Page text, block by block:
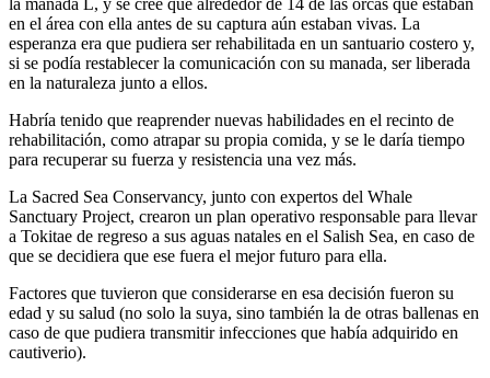
en el área con ella antes de su captura aún estaban vivas. La
esperanza era que pudiera ser rehabilitada en un santuario costero y,
si se podía restablecer la comunicación con su manada, ser liberada
en la naturaleza junto a ellos.
Habría tenido que reaprender nuevas habilidades en el recinto de
rehabilitación, como atrapar su propia comida, y se le daría tiempo
para recuperar su fuerza y resistencia una vez más.
La Sacred Sea Conservancy, junto con expertos del Whale
Sanctuary Project, crearon un plan operativo responsable para llevar
a Tokitae de regreso a sus aguas natales en el Salish Sea, en caso de
que se decidiera que ese fuera el mejor futuro para ella.
Factores que tuvieron que considerarse en esa decisión fueron su
edad y su salud (no solo la suya, sino también la de otras ballenas en
caso de que pudiera transmitir infecciones que había adquirido en
cautiverio).